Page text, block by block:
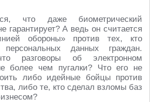
что даже биометрический
гарантирует? А ведь он считается
обороны» против тех, кто
данных граждан.
разговоры об электронном
более чем пугалки? Что его не
либо идейные бойцы против
либо те, кто сделал взломы баз